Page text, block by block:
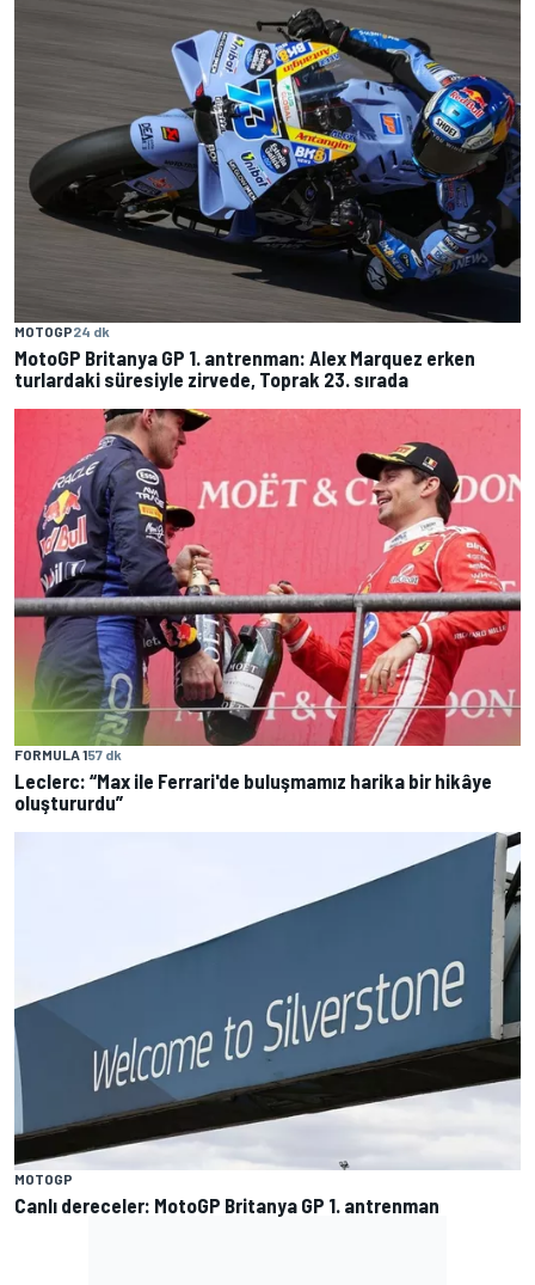
MOTOGP24 dk
MotoGP Britanya GP 1. antrenman: Alex Marquez erken
turlardaki süresiyle zirvede, Toprak 23. sırada
FORMULA 157 dk
Leclerc: “Max ile Ferrari'de buluşmamız harika bir hikâye
oluştururdu”
MOTOGP
Canlı dereceler: MotoGP Britanya GP 1. antrenman